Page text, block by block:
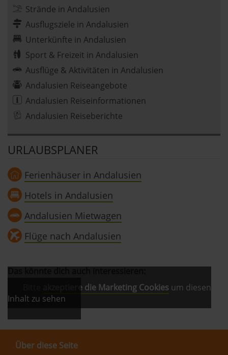
Strände in Andalusien
Ausflugsziele in Andalusien
Unterkünfte in Andalusien
Sport & Freizeit in Andalusien
Ausflüge & Aktivitäten in Andalusien
Andalusien Reiseangebote
Andalusien Reiseinformationen
Andalusien Reiseberichte
URLAUBSPLANER
Ferienhäuser in Andalusien
Hotels in Andalusien
Andalusien Mietwagen
Flüge nach Andalusien
akzeptiere die Marketing Cookies um diesen
Inhalt zu sehen
Über diese Seite